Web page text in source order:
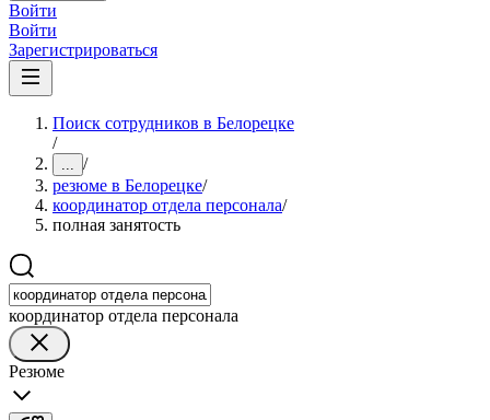
Войти
Войти
Зарегистрироваться
Поиск сотрудников в Белорецке
/
... /
резюме в Белорецке/
координатор отдела персонала/
полная занятость
координатор отдела персонала
Резюме